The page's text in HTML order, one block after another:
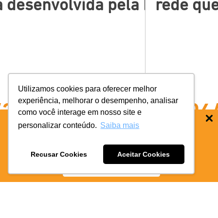
BAIXE O APP COIFE ODONTO:
BAIXE AGORA
Utilizamos cookies para oferecer melhor
experiência, melhorar o desempenho, analisar
como você interage em nosso site e
personalizar conteúdo. Saiba mais
Recusar Cookies Aceitar Cookies
[…]
pela FLUA,rede que
26/06/